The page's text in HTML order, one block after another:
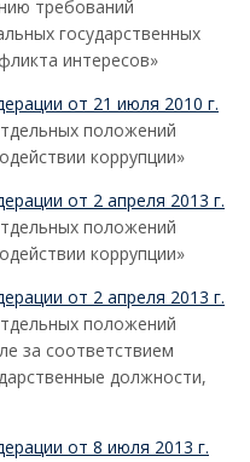
требований
государственных
интересов»
от 21 июля 2010 г.
положений
коррупции»
от 2 апреля 2013 г.
положений
коррупции»
от 2 апреля 2013 г.
положений
за соответствием
должности,
от 8 июля 2013 г.